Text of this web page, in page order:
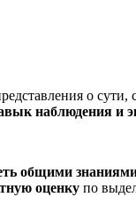
о сути,
наблюдения и
общими
оценку по